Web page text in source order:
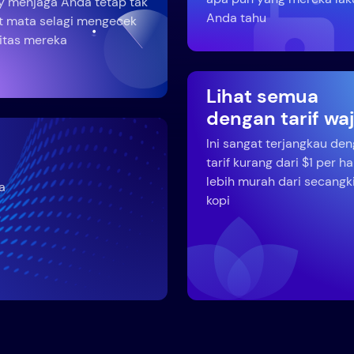
mata selagi mengecek
mereka
Anda tahu
Lihat semua
dengan tarif
Ini sangat terjangkau
tarif kurang dari $1 per
lebih murah dari
kopi